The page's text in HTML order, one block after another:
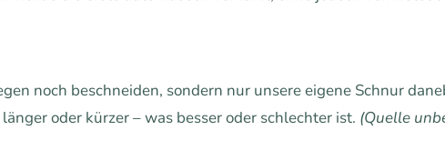
noch beschneiden, sondern nur unsere eigene Schnur
oder kürzer – was besser oder schlechter ist. (Quelle